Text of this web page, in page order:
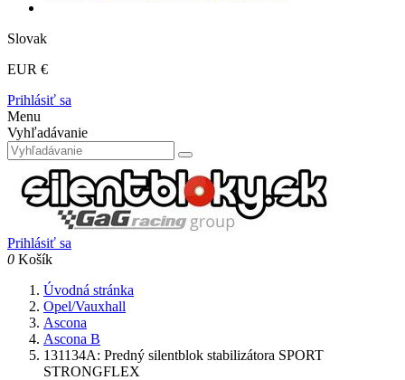
Slovak
EUR €
Prihlásiť sa
Menu
Vyhľadávanie
Prihlásiť sa
0 Košík
Úvodná stránka
Opel/Vauxhall
Ascona
Ascona B
131134A: Predný silentblok stabilizátora SPORT
STRONGFLEX